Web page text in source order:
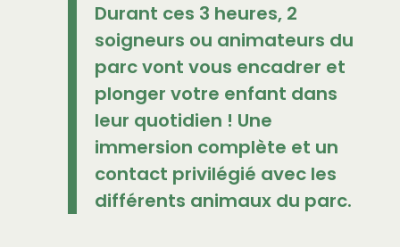
Durant ces 3 heures, 2
soigneurs ou animateurs du
parc vont vous encadrer et
plonger votre enfant dans
leur quotidien ! Une
immersion complète et un
contact privilégié avec les
différents animaux du parc.